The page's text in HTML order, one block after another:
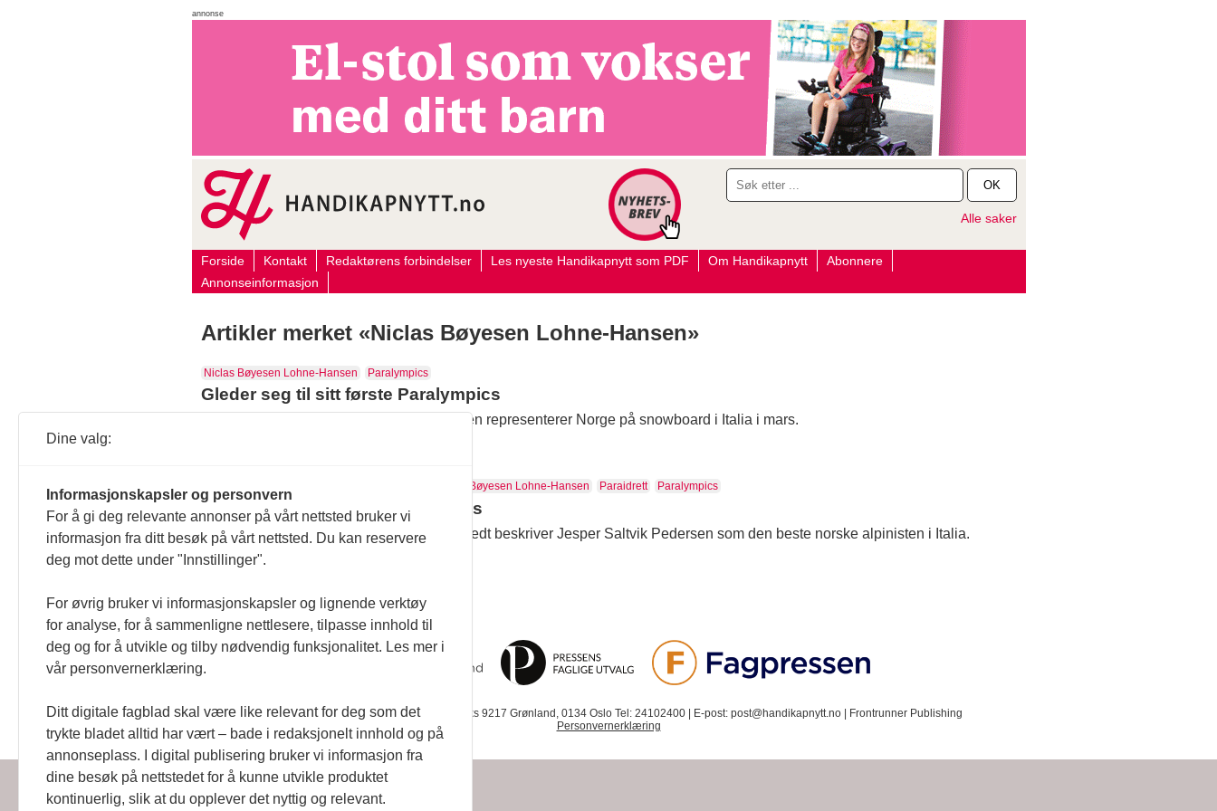
annonse
OK
Alle saker
Forside Kontakt Redaktørens forbindelser Les nyeste Handikapnytt som PDF Om Handikapnytt
Abonnere
Annonseinformasjon
Artikler merket «Niclas Bøyesen Lohne-Hansen»
Niclas Bøyesen Lohne-Hansen Paralympics
Gleder seg til sitt første Paralympics
18 år gamle Niclas Bøyesen Lohne-Hansen representerer Norge på snowboard i Italia i mars.
Niclas Bøyesen Lohne-Hansen Paraidrett Paralympics
Tror på et godt norsk Paralympics
NRKs sportskommentator Jan Petter Saltvedt beskriver Jesper Saltvik Pedersen som den beste norske alpinisten i Italia.
09.02.2026 10:39
Handikapnytt | Schweigaardsgt. 12 | Postboks 9217 Grønland, 0134 Oslo Tel: 24102400 | E-post: post@handikapnytt.no |
Frontrunner Publishing
Personvernerklæring
Dine valg:
Informasjonskapsler og personvern
For å gi deg relevante annonser på vårt nettsted bruker vi
informasjon fra ditt besøk på vårt nettsted. Du kan reservere
deg mot dette under "Innstillinger".
For øvrig bruker vi informasjonskapsler og lignende verktøy
for analyse, for å sammenligne nettlesere, tilpasse innhold til
deg og for å utvikle og tilby nødvendig funksjonalitet. Les mer i
vår personvernerklæring.
Ditt digitale fagblad skal være like relevant for deg som det
trykte bladet alltid har vært – bade i redaksjonelt innhold og på
annonseplass. I digital publisering bruker vi informasjon fra
dine besøk på nettstedet for å kunne utvikle produktet
kontinuerlig, slik at du opplever det nyttig og relevant.